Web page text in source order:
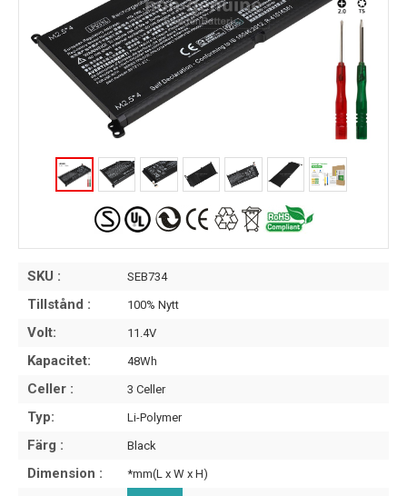
SKU : SEB734
Tillstånd : 100% Nytt
Volt: 11.4V
Kapacitet: 48Wh
Celler : 3 Celler
Typ: Li-Polymer
Färg : Black
Dimension : *mm(L x W x H)